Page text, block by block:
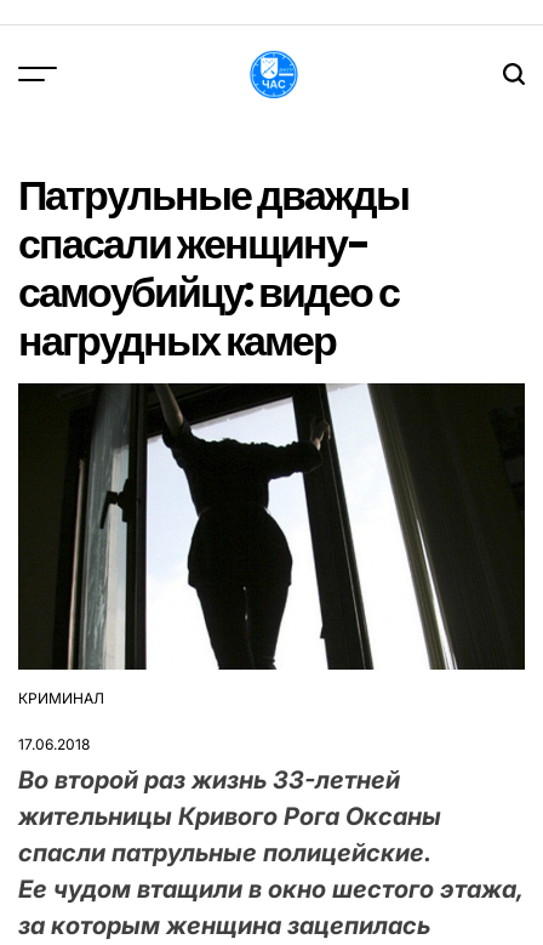
вмісту
Патрульные дважды
спасали женщину-
самоубийцу: видео с
нагрудных камер
ОПУБЛІКУВАТИ
КРИМИНАЛ
17.06.2018
Во второй раз жизнь 33-летней
жительницы Кривого Рога Оксаны
спасли патрульные полицейские.
Ее чудом втащили в окно шестого этажа,
за которым женщина зацепилась